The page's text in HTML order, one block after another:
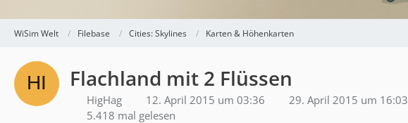
WiSim Welt Filebase Cities: Skylines Karten & Höhenkarten
Flachland mit 2 Flüssen
HigHag 12. April 2015 um 03:36 29. April 2015 um 16:03
5.418 mal gelesen